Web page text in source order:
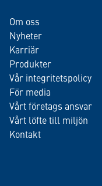
Om oss
Nyheter
Karriär
Produkter
Vår integritetspolicy
För media
Vårt företags ansvar
Vårt löfte till miljön
Kontakt